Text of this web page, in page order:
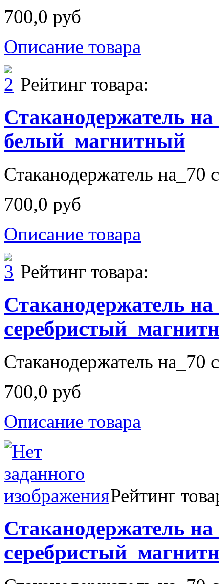
700,0 руб
Описание товара
Рейтинг товара:
Стаканодержатель
белый_магнитный
Стаканодержатель на_70
700,0 руб
Описание товара
Рейтинг товара:
Стаканодержатель
Стаканодержатель на_70
700,0 руб
Описание товара
Рейтинг
Стаканодержатель